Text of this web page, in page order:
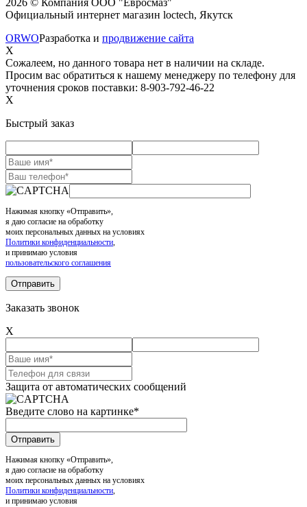
Официальный интернет магазин loctech, Якутск
ORWOРазработка и продвижение сайта
X
Сожалеем, но данного товара нет в наличии на складе.
Просим вас обратиться к нашему менеджеру по телефону для
уточнения сроков поставки: 8-903-792-46-22
X
Быстрый заказ
Нажимая кнопку «Отправить»,
я даю согласие на обработку
моих персональных данных на условиях
Политики конфиденциальности
и принимаю условия
пользовательского соглашения
Заказать звонок
X
Защита от автоматических сообщений
Введите слово на картинке*
Нажимая кнопку «Отправить»,
я даю согласие на обработку
моих персональных данных на условиях
Политики конфиденциальности,
и принимаю условия